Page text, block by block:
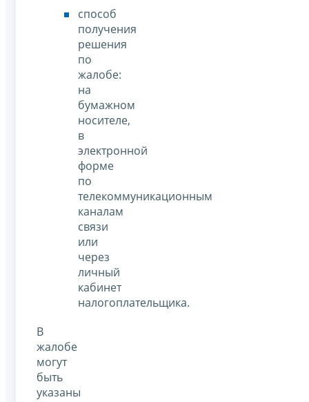
способ
получения
решения
по
жалобе:
на
бумажном
носителе,
в
электронной
форме
по
телекоммуникационным
каналам
связи
или
через
личный
кабинет
налогоплательщика.
В
жалобе
могут
быть
указаны